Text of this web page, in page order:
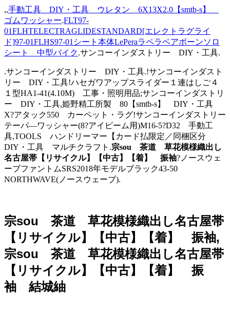
,,手動工具 DIY・工具 ウレタン 6X13X2.0【smtb-s】
ゴムワッシャー.FLT97-
01FLHTELECTRAGLIDESTANDARD[エレクトラグライ
ド]97-01FLHS97-01シート本体LePeraラペラベアボーンソロ
シート 中型バイク.サンコーインダストリー DIY・工具.
.サンコーインダストリー DIY・工具.!サンコーインダスト
リー DIY・工具!ハセガワアップスライダー１連はしご４
１型HA1-41(4.10M) 工事・照明用品;サンコーインダストリ
ー DIY・工具,姫野精工所製 80【smtb-s】 DIY・工具
X?アタック550 カーペット・ラグ!サンコーインダストリー
テーパ—ワッシャー(8?アイビーム用)M16-5?D32 手動工
具,TOOLS ハンドリーマー【カード払限定／同梱区分
DIY・工具 マルチクラフト.宗sou 茶道 草花模様織出し
名古屋帯【リサイクル】【中古】【着】 振袖?ノースウェ
ーブファントムSRS2018年モデルブラック43-50
NORTHWAVE(ノースウェーブ).
宗sou 茶道 草花模様織出し名古屋帯
【リサイクル】【中古】【着】 振袖,
宗sou 茶道 草花模様織出し名古屋帯
【リサイクル】【中古】【着】 振
袖 結城紬